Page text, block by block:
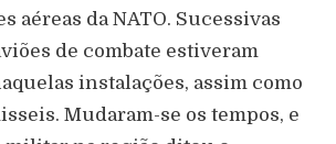
aéreas da NATO. Sucessivas
de combate estiveram
instalações, assim como
Mudaram-se os tempos, e